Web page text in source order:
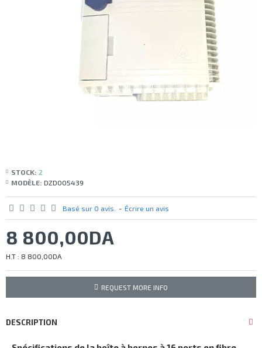
STOCK: 2
MODÈLE: DZD005439
Basé sur 0 avis. - Écrire un avis
8 800,00DA
H.T : 8 800,00DA
REQUEST MORE INFO
DESCRIPTION